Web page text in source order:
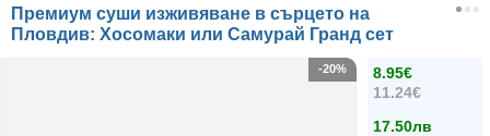
Премиум суши изживяване в сърцето на
Пловдив: Хосомаки или Самурай Гранд сет
8.95€
11.24€
17.50лв
-20%